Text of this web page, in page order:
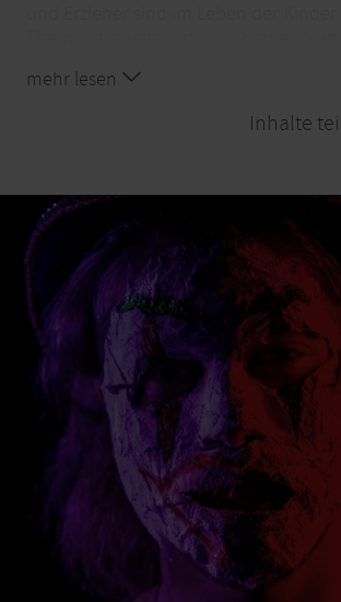
Entwicklung der Kinder“, sagt
Wagner. Mit Hilfe der Kultur können
spielerisch vermittelt werden. Doch
Erzieher am Berufskolleg Simmerath/
haben die jungen Menschen die Wahl
verschiedenen Schwerpunkten, die
können, um den Abschluss Erzieherin
Plus zu erhalten. Absolvieren sie
Module erhalten sie am Ende der
Ausbildung ein Zertifikat als
EU-Pädagogin/e, Übungsleiter/in C
Kulturpädagogin/e.
Magie des Theaters
kennenlernen
Die Kultur erfülle viele Aufgaben, führt
Zum einen ist es gut für die
mehr lesen
Inhalte